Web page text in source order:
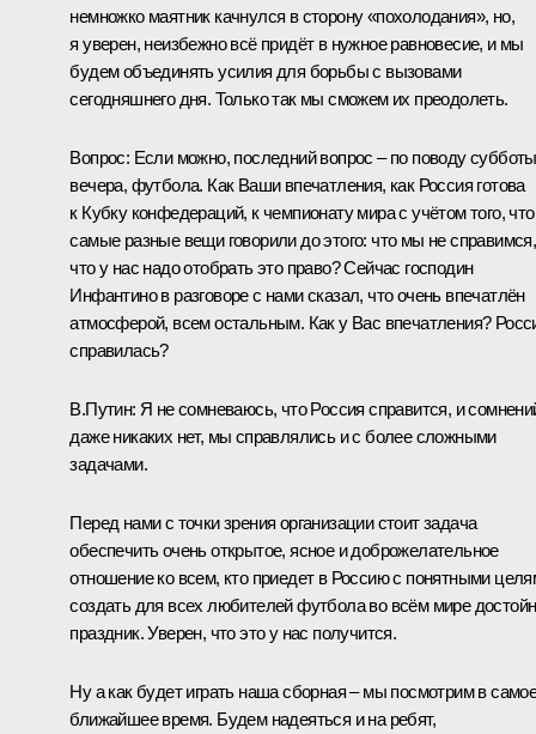
немножко маятник качнулся в сторону «похолодания», но,
я уверен, неизбежно всё придёт в нужное равновесие, и мы
будем объединять усилия для борьбы с вызовами
сегодняшнего дня. Только так мы сможем их преодолеть.
Вопрос: Если можно, последний вопрос – по поводу
вечера, футбола. Как Ваши впечатления, как Россия готова
к Кубку конфедераций, к чемпионату мира с учётом того, что
самые разные вещи говорили до этого: что мы не справимся,
что у нас надо отобрать это право? Сейчас господин
Инфантино в разговоре с нами сказал, что очень впечатлён
атмосферой, всем остальным. Как у Вас впечатления?
справилась?
В.Путин: Я не сомневаюсь, что Россия справится, и
даже никаких нет, мы справлялись и с более сложными
задачами.
Перед нами с точки зрения организации стоит задача
обеспечить очень открытое, ясное и доброжелательное
отношение ко всем, кто приедет в Россию с понятными
создать для всех любителей футбола во всём мире
праздник. Уверен, что это у нас получится.
Ну а как будет играть наша сборная – мы посмотрим в
ближайшее время. Будем надеяться и на ребят,